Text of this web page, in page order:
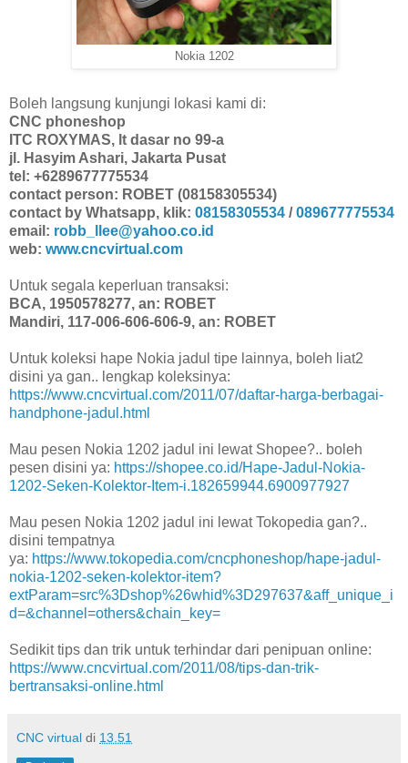
Nokia 1202
Boleh langsung kunjungi lokasi kami di:
CNC phoneshop
ITC ROXYMAS, lt dasar no 99-a
jl. Hasyim Ashari, Jakarta Pusat
tel: +6289677775534
contact person: ROBET (08158305534)
contact by Whatsapp, klik: 08158305534 /089677775534
email: robb_llee@yahoo.co.id
web: www.cncvirtual.com
Untuk segala keperluan transaksi:
BCA, 1950578277, an: ROBET
Mandiri, 117-006-606-606-9, an: ROBET
Untuk koleksi hape Nokia jadul tipe lainnya, boleh liat2
disini ya gan.. lengkap koleksinya:
https://www.cncvirtual.com/2011/07/daftar-harga-berbagai-
handphone-jadul.html
Mau pesen Nokia 1202 jadul ini lewat Shopee?.. boleh
pesen disini ya: https://shopee.co.id/Hape-Jadul-Nokia-
1202-Seken-Kolektor-Item-i.182659944.6900977927
Mau pesen Nokia 1202 jadul ini lewat Tokopedia gan?..
disini tempatnya
ya: https://www.tokopedia.com/cncphoneshop/hape-jadul-
nokia-1202-seken-kolektor-item?
extParam=src%3Dshop%26whid%3D297637&aff_unique_i
d=&channel=others&chain_key=
Sedikit tips dan trik untuk terhindar dari penipuan online:
https://www.cncvirtual.com/2011/08/tips-dan-trik-
bertransaksi-online.html
CNC virtual di 13.51